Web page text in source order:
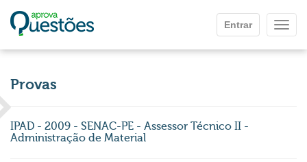
Entrar
Provas
IPAD - 2009 - SENAC-PE - Assessor Técnico II -
Administração de Material